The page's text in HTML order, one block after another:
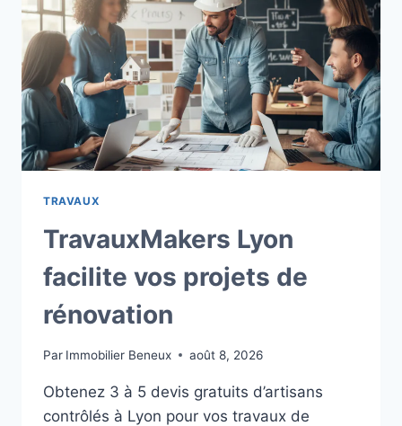
BRICOLAGE
POUR
VOS
PROJETS
MAISON
TRAVAUX
TravauxMakers Lyon
facilite vos projets de
rénovation
Par Immobilier Beneux août 8, 2026
Obtenez 3 à 5 devis gratuits d’artisans
contrôlés à Lyon pour vos travaux de